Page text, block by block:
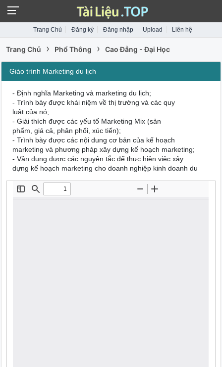
Trang Chủ Đăng ký Đăng nhập Upload Liên hệ
Trang Chủ › Phổ Thông › Cao Đẳng - Đại Học
Giáo trình Marketing du lịch
- Định nghĩa Marketing và marketing du lịch;
- Trình bày được khái niệm về thị trường và các quy
luật của nó;
- Giải thích được các yếu tố Marketing Mix (sản
phẩm, giá cả, phân phối, xúc tiến);
- Trình bày được các nội dung cơ bản của kế hoạch
marketing và phương pháp xây dựng kế hoạch marketing;
- Vận dụng được các nguyên tắc để thực hiện việc xây
dựng kế hoạch marketing cho doanh nghiệp kinh doanh du